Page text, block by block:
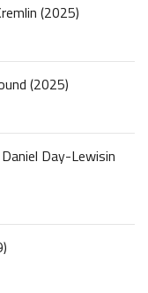
(2025)
(2025)
Day-Lewisin